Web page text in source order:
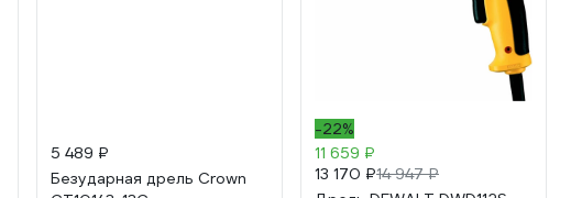
5 489 ₽
Безударная дрель Crown
-22%
11 659 ₽
13 170 ₽14 947 ₽